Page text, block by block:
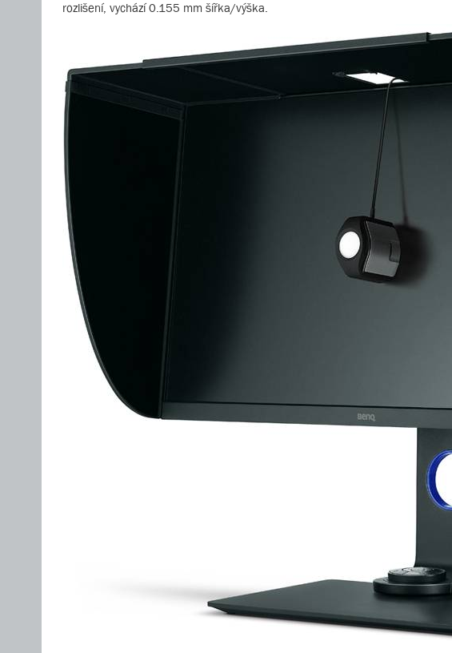
rozlišení, vychází 0.155 mm šířka/výška.